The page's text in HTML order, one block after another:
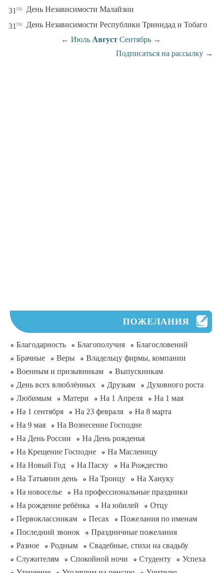
31 пн День Независимости Малайзии
31 пн
День Независимости Республики Тринидад и Тобаго
← Июль Август Сентябрь →
Подписаться на рассылку →
ПОЖЕЛАНИЯ
Благодарность Благополучия
Благословений
Брачные
Веры
Владельцу фирмы, компании
Военным и призывникам
Выпускникам
День всех влюблённых
Друзьям
Духовного роста
Любимым
Матери На 1 Апреля
На 1 мая
На 1 сентября
На 23 февраля
На 8 марта
На 9 мая
На Вознесение Господне
На День России
На День рожденья
На Крещение Господне
На Масленицу
На Новый Год
На Пасху
На Рождество
На Татьянин день
На Троицу
На Хануку
На новоселье
На профессиональные праздники
На рождение ребёнка
На юбилей
Отцу
Первоклассникам
Песах
Пожелания по именам
Последний звонок
Праздничные пожелания
Разное
Родным
Свадебные, стихи на свадьбу
Служителям
Спокойной ночи Студенту
Успеха